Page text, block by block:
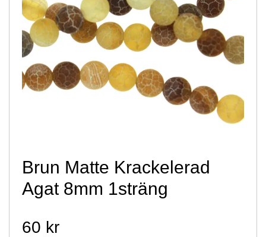
Brun Matte Krackelerad
Agat 8mm 1sträng
60 kr